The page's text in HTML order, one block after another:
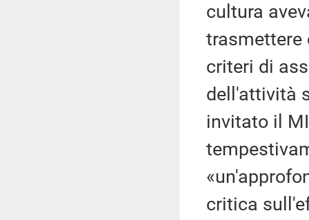
cultura
trasmettere
criteri di
dell'attività
invitato il
critica